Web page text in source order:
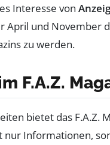
Interesse von
April und November
zu werden.
F.A.Z.
bietet das
Informationen,